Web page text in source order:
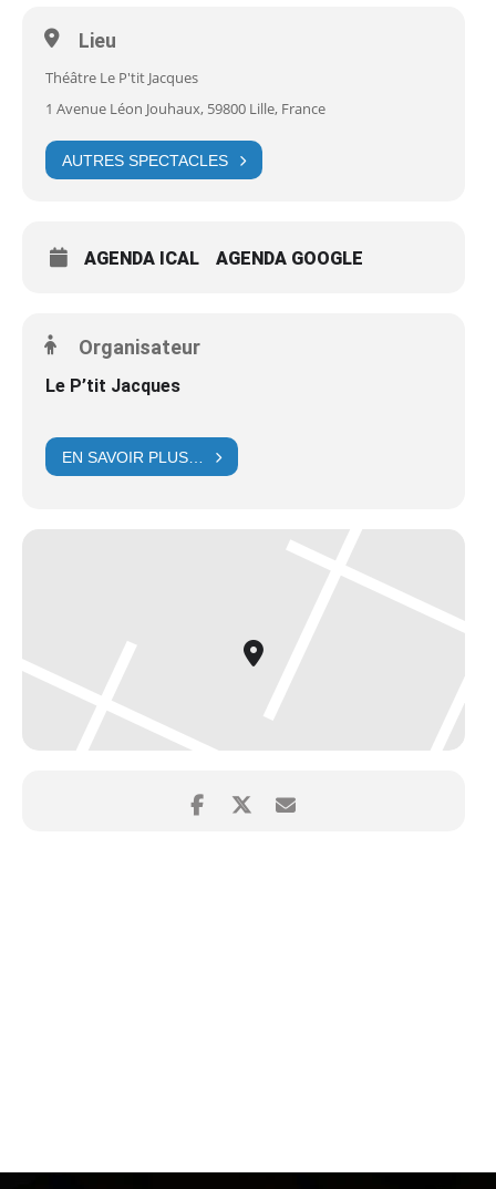
Lieu
Théâtre Le P'tit Jacques
1 Avenue Léon Jouhaux, 59800 Lille, France
AUTRES SPECTACLES
AGENDA ICAL AGENDA GOOGLE
Organisateur
Le P’tit Jacques
EN SAVOIR PLUS…